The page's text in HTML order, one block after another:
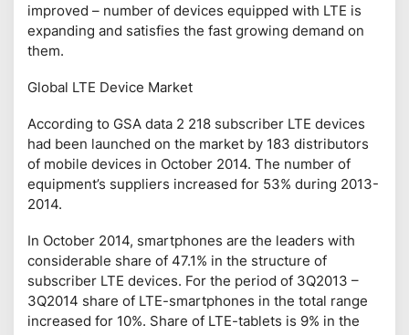
improved – number of devices equipped with LTE is
expanding and satisfies the fast growing demand on
them.
Global LTE Device Market
According to GSA data 2 218 subscriber LTE devices
had been launched on the market by 183 distributors
of mobile devices in October 2014. The number of
equipment’s suppliers increased for 53% during 2013-
2014.
In October 2014, smartphones are the leaders with
considerable share of 47.1% in the structure of
subscriber LTE devices. For the period of 3Q2013 –
3Q2014 share of LTE-smartphones in the total range
increased for 10%. Share of LTE-tablets is 9% in the